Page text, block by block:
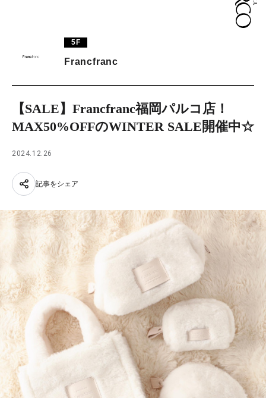
5F
Francfranc
【SALE】Francfranc福岡パルコ店！
MAX50%OFFのWINTER SALE開催中☆
2024.12.26
記事をシェア